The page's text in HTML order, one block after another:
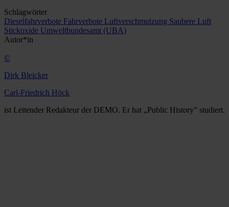
Schlagwörter
Dieselfahrverbote Fahrverbote Luftverschmutzung Saubere Luft
Stickoxide Umweltbundesamt (UBA)
Autor*in
©
Dirk Bleicker
Carl-Friedrich Höck
ist Leitender Redakteur der DEMO. Er hat „Public History” studiert.